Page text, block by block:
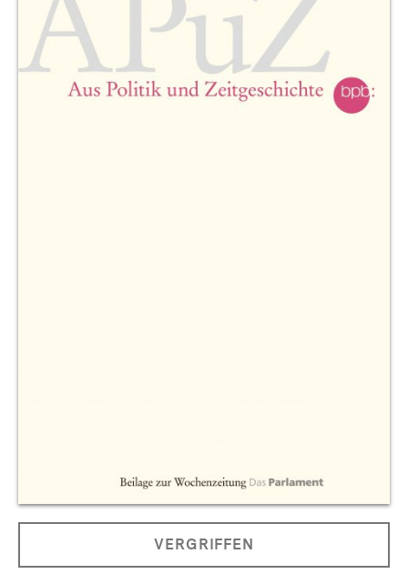
PRODUKT
NICHT
VERGRIFFEN